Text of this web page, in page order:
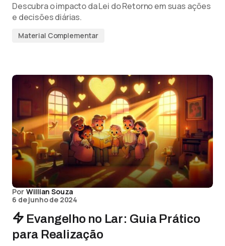
Descubra o impacto da Lei do Retorno em suas ações
e decisões diárias.
Material Complementar
Por Willian Souza
6 de junho de 2024
Evangelho no Lar: Guia Prático
para Realização